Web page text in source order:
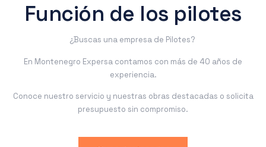
Función de los pilotes
¿Buscas una empresa de Pilotes?
En Montenegro Expersa contamos con más de 40 años de
experiencia.
Conoce nuestro servicio y nuestras obras destacadas o solicita
presupuesto sin compromiso.